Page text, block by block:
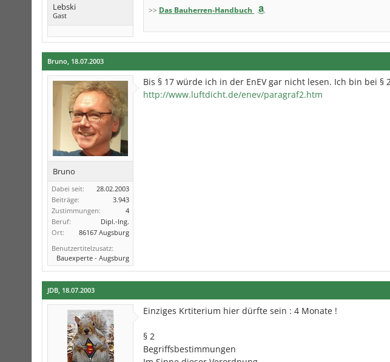
Lebski
Gast
>> Das Bauherren-Handbuch
Bruno 18.07.2003
Bruno
Dabei seit:
28.02.2003
Beiträge:
3.943
Zustimmungen:
4
Beruf:
Dipl.-Ing.
Ort:
86167 Augsburg
Benutzertitelzusatz:
Bauexperte - Augsburg
Bis § 17 würde ich in der EnEV gar nicht lesen. Ich bin bei §
http://www.luftdicht.de/enev/paragraf2.htm
JDB 18.07.2003
Einziges Krtiterium hier dürfte sein : 4 Monate !
§ 2
Begriffsbestimmungen